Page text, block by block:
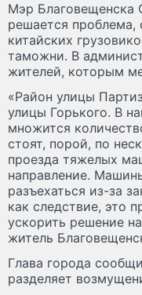
Мэр Благовещенска
решается проблема,
китайских
таможни. В
жителей, которым
«Район улицы
улицы Горького. В
множится
стоят, порой, по
проезда тяжелых
направление.
разъехаться из-за
как следствие, это
ускорить решение
житель
Глава города
разделяет